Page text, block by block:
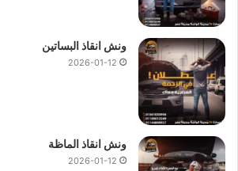
ونش انقاذ البساتين
2026-01-12
ونش انقاذ الماظة
2026-01-12